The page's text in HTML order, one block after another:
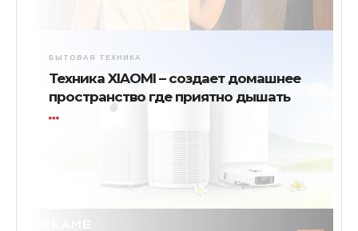
БЫТОВАЯ ТЕХНИКА
Техника XIAOMI – создает домашнее
пространство где приятно дышать